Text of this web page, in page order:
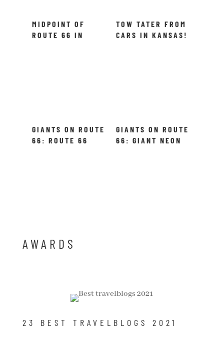
MIDPOINT OF
ROUTE 66 IN
TOW TATER FROM
CARS IN KANSAS!
GIANTS ON ROUTE
66: ROUTE 66
GIANTS ON ROUTE
66: GIANT NEON
AWARDS
23 BEST TRAVELBLOGS 2021